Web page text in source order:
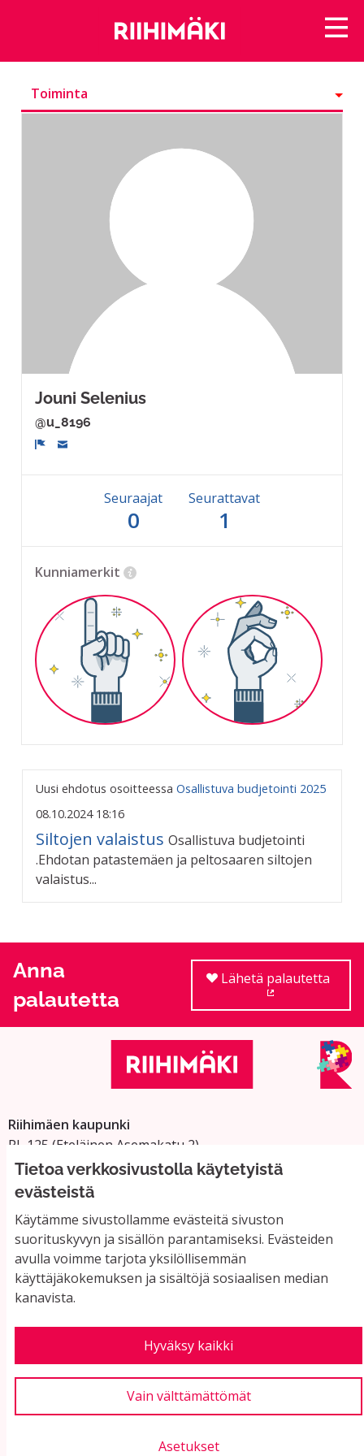
Tietoa verkkosivustolla käytetyistä
evästeistä
Käytämme sivustollamme evästeitä sivuston
suorituskyvyn ja sisällön parantamiseksi. Evästeiden
avulla voimme tarjota yksilöllisemmän
käyttäjäkokemuksen ja sisältöjä sosiaalisen median
kanavista.
Hyväksy kaikki
Vain välttämättömät
Asetukset
Toiminta
Jouni Selenius
@u_8196
Seuraajat
0
Seurattavat
1
Kunniamerkit
Uusi ehdotus osoitteessa Osallistuva budjetointi 2025
08.10.2024 18:16
Siltojen valaistus Osallistuva budjetointi
.Ehdotan patastemäen ja peltosaaren siltojen
valaistus...
Anna
palautetta
Lähetä palautetta
Riihimäen kaupunki
PL 125 (Eteläinen Asemakatu 2)
11101 Riihimäki
Vaihde: 019 758 4000
Sähköpostiosoitteet:
etunimi.sukunimi@riihimaki.fi
Yhteystiedot ja usein kysyttyä
Käyttöehdot
Evästeasetukset
Verkkosivusto luotuvapaan ohjelmiston